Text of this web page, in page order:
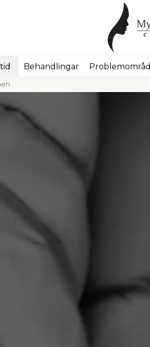
Behandlingar